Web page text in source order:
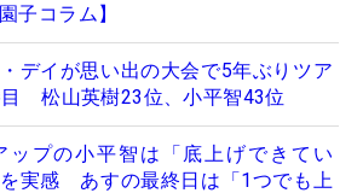
子コラム】
デイが思い出の大会で5年ぶりツア
松山英樹23位、小平智43位
ップの小平智は「底上げできてい
実感 あすの最終日は「1つでも上